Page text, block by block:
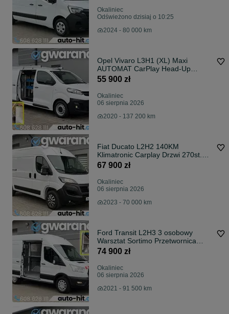
Okaliniec
Odświeżono dzisiaj o 10:25
2024 - 80 000 km
Opel Vivaro L3H1 (XL) Maxi
AUTOMAT CarPlay Head-Up
122KM Warsztat Bagażnik
55 900 zł
Okaliniec
06 sierpnia 2026
2020 - 137 200 km
Fiat Ducato L2H2 140KM
Klimatronic Carplay Drzwi 270st.
*71.200km Gwarancja
67 900 zł
Okaliniec
06 sierpnia 2026
2023 - 70 000 km
Ford Transit L2H3 3 osobowy
Warsztat Sortimo Przetwornica
230V Światłowód Hak 170KM
74 900 zł
Okaliniec
06 sierpnia 2026
2021 - 91 500 km